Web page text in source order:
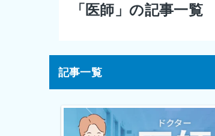
「医師」の記事一覧
記事一覧